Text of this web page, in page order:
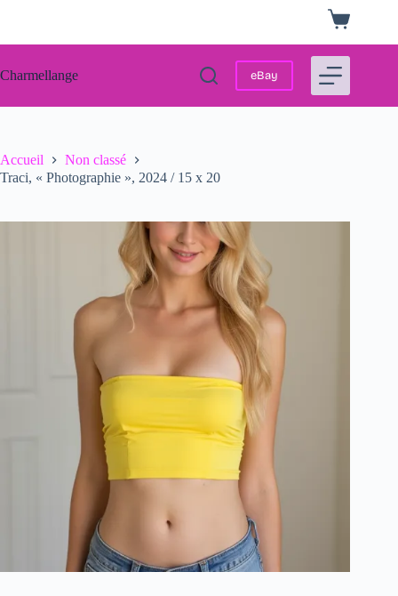
Panier
d’achat
Charmellange eBay
Accueil
Non classé
Traci, « Photographie », 2024 / 15 x 20